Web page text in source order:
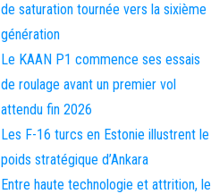
de saturation tournée vers la sixième
génération
Le KAAN P1 commence ses essais
de roulage avant un premier vol
attendu fin 2026
Les F-16 turcs en Estonie illustrent le
poids stratégique d’Ankara
Entre haute technologie et attrition, le